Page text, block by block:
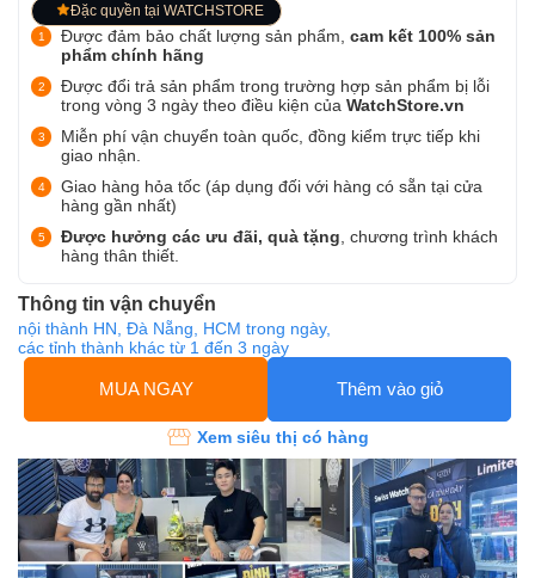
Đặc quyền tại WATCHSTORE
Được đảm bảo chất lượng sản phẩm, cam kết 100% sản
phẩm chính hãng
Được đổi trả sản phẩm trong trường hợp sản phẩm bị lỗi
trong vòng 3 ngày theo điều kiện của WatchStore.vn
Miễn phí vận chuyển toàn quốc, đồng kiểm trực tiếp khi
giao nhận.
Giao hàng hỏa tốc (áp dụng đối với hàng có sẵn tại cửa
hàng gần nhất)
Được hưởng các ưu đãi, quà tặng , chương trình khách
hàng thân thiết.
Thông tin vận chuyển
nội thành HN, Đà Nẵng, HCM trong ngày,
các tỉnh thành khác từ 1 đến 3 ngày
MUA NGAY Thêm vào giỏ
Xem siêu thị có hàng